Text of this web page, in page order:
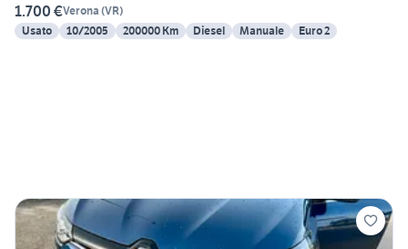
1.700 €Verona (VR)
Usato
10/2005 200000 Km Diesel Manuale Euro 2